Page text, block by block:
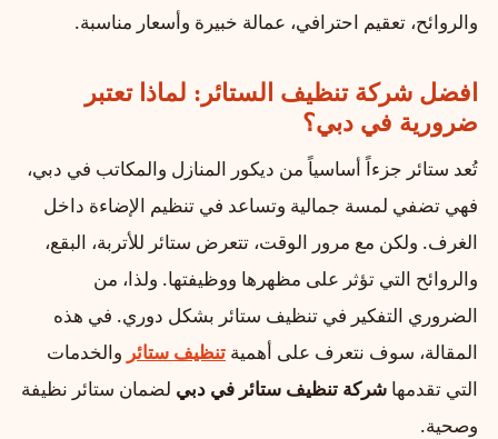
والروائح، تعقيم احترافي، عمالة خبيرة وأسعار مناسبة.
افضل شركة تنظيف الستائر: لماذا تعتبر
ضرورية في دبي؟
تُعد ستائر جزءاً أساسياً من ديكور المنازل والمكاتب في دبي،
فهي تضفي لمسة جمالية وتساعد في تنظيم الإضاءة داخل
الغرف. ولكن مع مرور الوقت، تتعرض ستائر للأتربة، البقع،
والروائح التي تؤثر على مظهرها ووظيفتها. ولذا، من
الضروري التفكير في تنظيف ستائر بشكل دوري. في هذه
المقالة، سوف نتعرف على أهمية تنظيف ستائر والخدمات
التي تقدمها شركة تنظيف ستائر في دبي لضمان ستائر نظيفة
وصحية.